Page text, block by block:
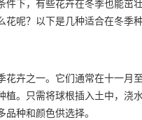
件下，有些花卉在冬季也能茁壮
花呢？以下是几种适合在冬季种
花卉之一。它们通常在十一月
植。只需将球根插入土中，浇
种和颜色供选择。